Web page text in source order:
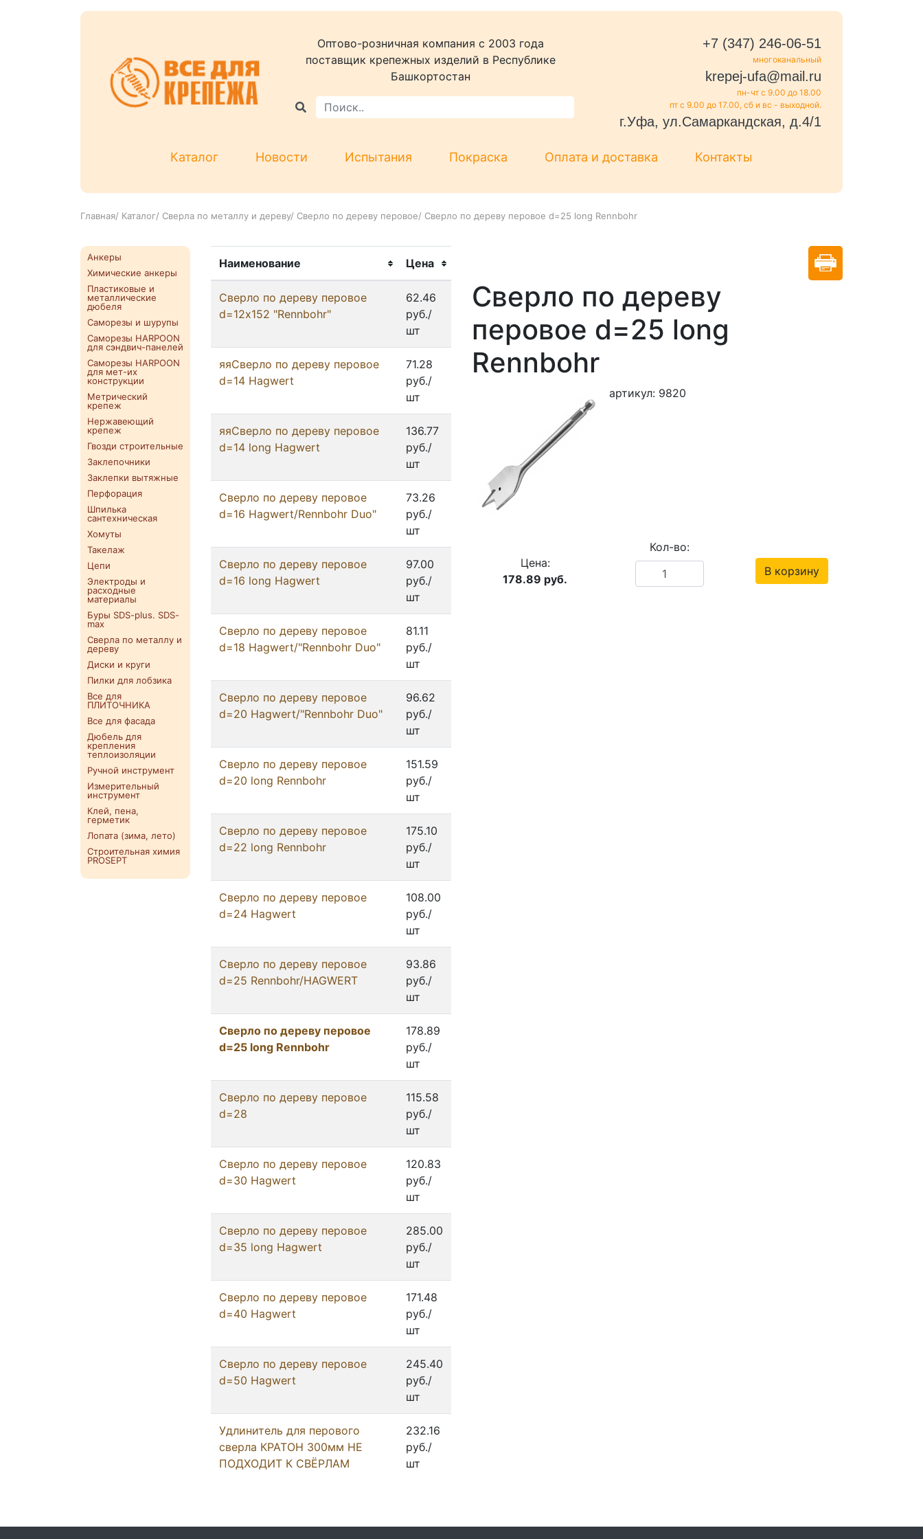
Оптово-розничная компания c 2003 года
поставщик крепежных изделий в Республике
Башкортостан
+7 (347) 246-06-51
многоканальный
krepej-ufa@mail.ru
пн-чт с 9.00 до 18.00
пт с 9.00 до 17.00, сб и вс - выходной.
г.Уфа, ул.Самаркандская, д.4/1
Каталог Новости Испытания Покраска Оплата и доставка Контакты
Главная/ Каталог/ Сверла по металлу и дереву/ Сверло по дереву перовое/ Сверло по дереву перовое d=25 long Rennbohr
Анкеры
Химические анкеры
Пластиковые и
металлические
дюбеля
Саморезы и шурупы
Саморезы HARPOON
для сэндвич-панелей
Саморезы HARPOON
для мет-их
конструкции
Метрический
крепеж
Нержавеющий
крепеж
Гвозди строительные
Заклепочники
Заклепки вытяжные
Перфорация
Шпилька
сантехническая
Хомуты
Такелаж
Цепи
Электроды и
расходные
материалы
Буры SDS-plus. SDS-
max
Сверла по металлу и
дереву
Диски и круги
Пилки для лобзика
Все для
ПЛИТОЧНИКА
Все для фасада
Дюбель для
крепления
теплоизоляции
Ручной инструмент
Измерительный
инструмент
Клей, пена,
герметик
Лопата (зима, лето)
Строительная химия
PROSEPT
Наименование Цена
Сверло по дереву перовое
d=12х152 "Rennbohr"
62.46
руб./
шт
яяСверло по дереву перовое
d=14 Hagwert
71.28
руб./
шт
яяСверло по дереву перовое
d=14 long Hagwert
136.77
руб./
шт
Сверло по дереву перовое
d=16 Hagwert/Rennbohr Duo"
73.26
руб./
шт
Сверло по дереву перовое
d=16 long Hagwert
97.00
руб./
шт
Сверло по дереву перовое
d=18 Hagwert/"Rennbohr Duo"
81.11
руб./
шт
Сверло по дереву перовое
d=20 Hagwert/"Rennbohr Duo"
96.62
руб./
шт
Сверло по дереву перовое
d=20 long Rennbohr
151.59
руб./
шт
Сверло по дереву перовое
d=22 long Rennbohr
175.10
руб./
шт
Сверло по дереву перовое
d=24 Hagwert
108.00
руб./
шт
Сверло по дереву перовое
d=25 Rennbohr/HAGWERT
93.86
руб./
шт
Сверло по дереву перовое
d=25 long Rennbohr
178.89
руб./
шт
Сверло по дереву перовое
d=28
115.58
руб./
шт
Сверло по дереву перовое
d=30 Hagwert
120.83
руб./
шт
Сверло по дереву перовое
d=35 long Hagwert
285.00
руб./
шт
Сверло по дереву перовое
d=40 Hagwert
171.48
руб./
шт
Сверло по дереву перовое
d=50 Hagwert
245.40
руб./
шт
Удлинитель для перового
сверла КРАТОН 300мм НЕ
ПОДХОДИТ К СВЁРЛАМ
232.16
руб./
шт
Сверло по дереву
перовое d=25 long
Rennbohr
артикул: 9820
Цена:
178.89 руб.
Кол-во:
В корзину